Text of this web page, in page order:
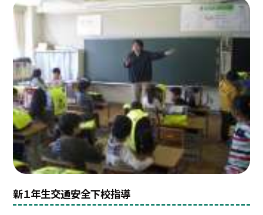
新１年生交通安全下校指導